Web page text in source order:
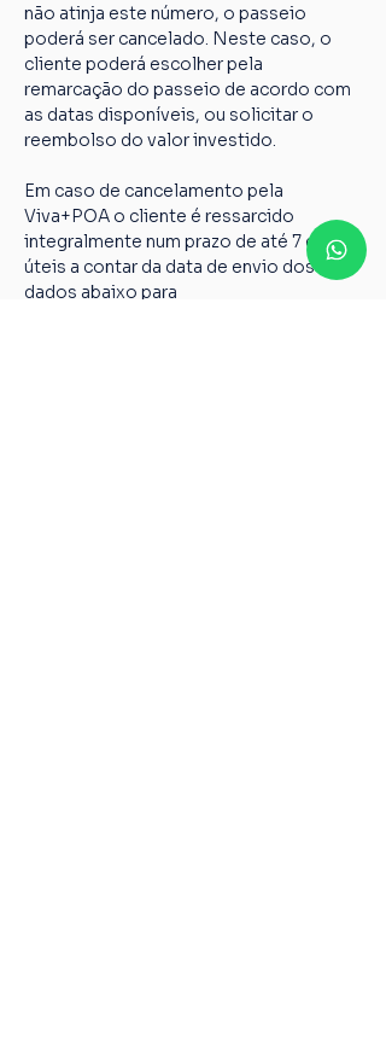
não atinja este número, o passeio
poderá ser cancelado. Neste caso, o
cliente poderá escolher pela
remarcação do passeio de acordo com
as datas disponíveis, ou solicitar o
reembolso do valor investido.
Em caso de cancelamento pela
Viva+POA o cliente é ressarcido
integralmente num prazo de até 7 dias
úteis a contar da data de envio dos
dados abaixo para